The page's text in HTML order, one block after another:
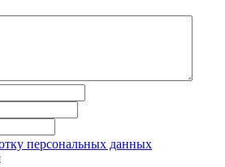
персональных данных